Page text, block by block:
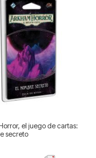
el juego de cartas:
secreto